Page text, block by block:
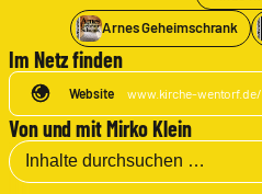
Arnes Geheimschrank
Im Netz finden
Website www.kirche-
Von und mit Mirko Klein